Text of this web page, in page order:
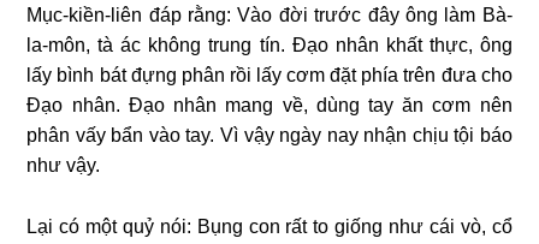
Mục-kiền-liên đáp rằng: Vào đời trước đây ông làm Bà-
la-môn, tà ác không trung tín. Đạo nhân khất thực, ông
lấy bình bát đựng phân rồi lấy cơm đặt phía trên đưa cho
Đạo nhân. Đạo nhân mang về, dùng tay ăn cơm nên
phân vấy bẩn vào tay. Vì vậy ngày nay nhận chịu tội báo
như vậy.
Lại có một quỷ nói: Bụng con rất to giống như cái vò, cổ